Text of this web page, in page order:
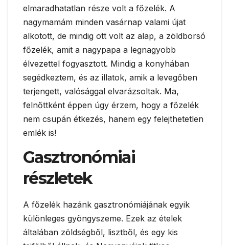
elmaradhatatlan része volt a főzelék. A
nagymamám minden vasárnap valami újat
alkotott, de mindig ott volt az alap, a zöldborsó
főzelék, amit a nagypapa a legnagyobb
élvezettel fogyasztott. Mindig a konyhában
segédkeztem, és az illatok, amik a levegőben
terjengett, valósággal elvarázsoltak. Ma,
felnőttként éppen úgy érzem, hogy a főzelék
nem csupán étkezés, hanem egy felejthetetlen
emlék is!
Gasztronómiai
részletek
A főzelék hazánk gasztronómiájának egyik
különleges gyöngyszeme. Ezek az ételek
általában zöldségből, lisztből, és egy kis